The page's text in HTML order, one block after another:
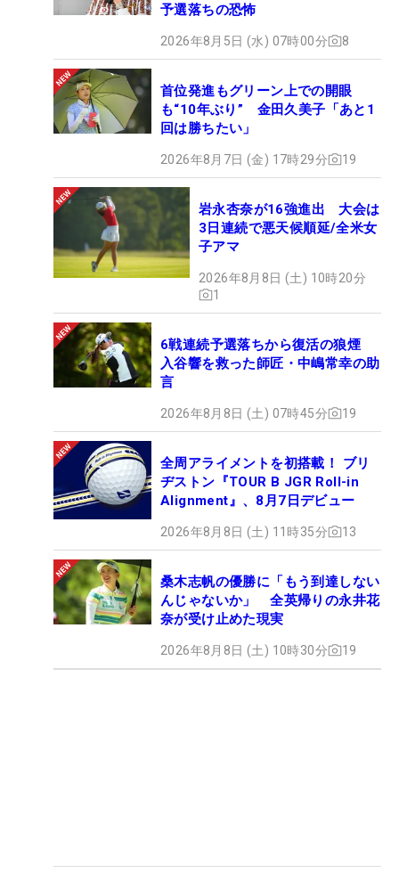
予選落ちの恐怖
2026年8月5日 (水) 07時00分 8
首位発進もグリーン上での開眼
も“10年ぶり” 金田久美子「あと1
回は勝ちたい」
2026年8月7日 (金) 17時29分 19
岩永杏奈が16強進出 大会は
3日連続で悪天候順延/全米女
子アマ
2026年8月8日 (土) 10時20分
1
6戦連続予選落ちから復活の狼煙
入谷響を救った師匠・中嶋常幸の助
言
2026年8月8日 (土) 07時45分 19
全周アライメントを初搭載！ ブリ
ヂストン『TOUR B JGR Roll-in
Alignment』、8月7日デビュー
2026年8月8日 (土) 11時35分 13
桑木志帆の優勝に「もう到達しない
んじゃないか」 全英帰りの永井花
奈が受け止めた現実
2026年8月8日 (土) 10時30分 19